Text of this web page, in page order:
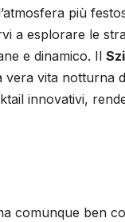
più
a esplorare le
e dinamico. Il
vita notturna
innovativi,
comunque ben